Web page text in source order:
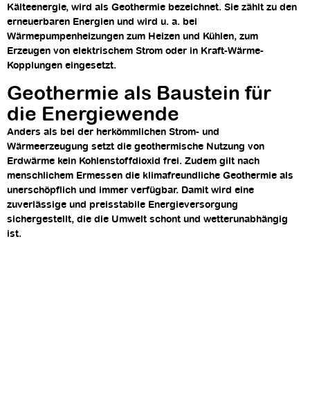
Kälteenergie, wird als Geothermie bezeichnet. Sie zählt zu den
erneuerbaren Energien und wird u. a. bei
Wärmepumpenheizungen zum Heizen und Kühlen, zum
Erzeugen von elektrischem Strom oder in Kraft-Wärme-
Kopplungen eingesetzt.
Geothermie als Baustein für
die Energiewende
Anders als bei der herkömmlichen Strom- und
Wärmeerzeugung setzt die geothermische Nutzung von
Erdwärme kein Kohlenstoffdioxid frei. Zudem gilt nach
menschlichem Ermessen die klimafreundliche Geothermie als
unerschöpflich und immer verfügbar. Damit wird eine
zuverlässige und preisstabile Energieversorgung
sichergestellt, die die Umwelt schont und wetterunabhängig
ist.